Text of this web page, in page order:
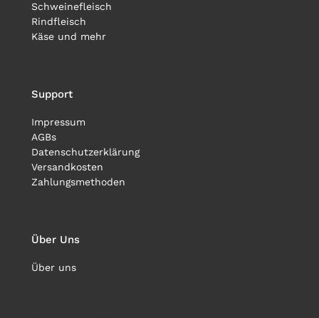
Schweinefleisch
Rindfleisch
Käse und mehr
Support
Impressum
AGBs
Datenschutzerklärung
Versandkosten
Zahlungsmethoden
Über Uns
Über uns